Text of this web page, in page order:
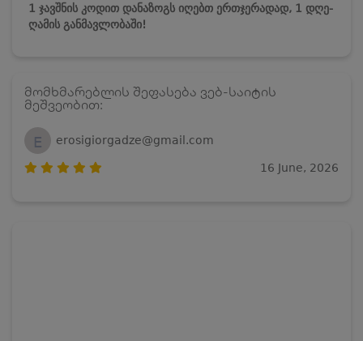
1 ჯავშნის კოდით დანაზოგს იღებთ ერთჯერადად, 1 დღე-
ღამის განმავლობაში!
მომხმარებლის შეფასება ვებ-საიტის
მეშვეობით:
E erosigiorgadze@gmail.com
16 June, 2026